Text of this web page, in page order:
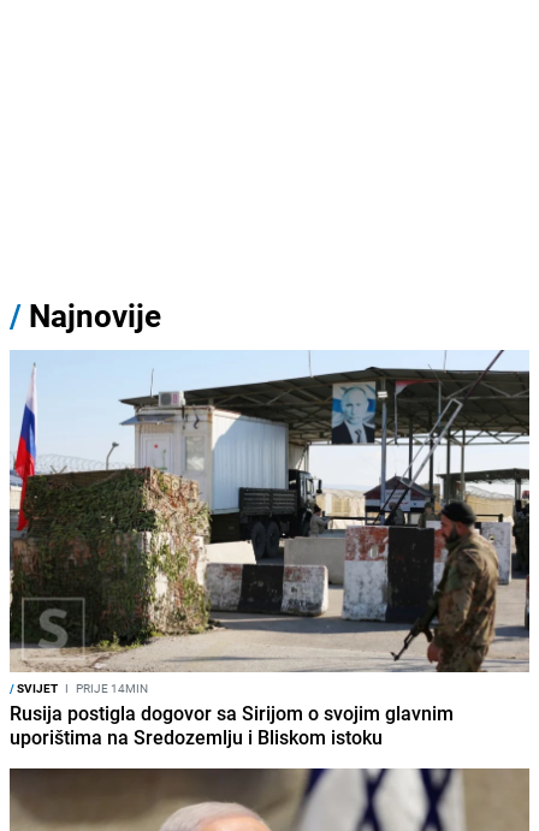
/ Najnovije
/SVIJET I PRIJE 14MIN
Rusija postigla dogovor sa Sirijom o svojim glavnim
uporištima na Sredozemlju i Bliskom istoku